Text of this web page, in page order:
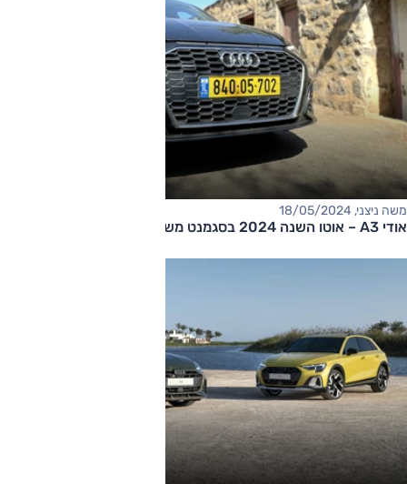
משה ניצני, 18/05/2024
אודי A3 – אוטו השנה 2024 בסגמנט משפחתיות קומפקטיות יוקרה